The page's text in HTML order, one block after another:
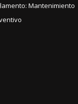
Mantenimiento